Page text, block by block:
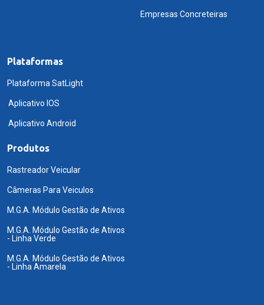
Empresas Concreteiras
Plataformas
Plataforma SatLight
Aplicativo IOS
Aplicativo Android
Produtos
Rastreador Veicular
Câmeras Para Veiculos
M.G.A. Módulo Gestão de Ativos
M.G.A. Módulo Gestão de Ativos
- Linha Verde
M.G.A. Módulo Gestão de Ativos
- Linha Amarela